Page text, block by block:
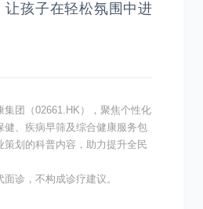
让孩子在轻松氛围中进
集团（02661.HK），聚焦个性化
健、疾病早筛及综合健康服务包
策划的科普内容，助力提升全民
诊，不构成诊疗建议。